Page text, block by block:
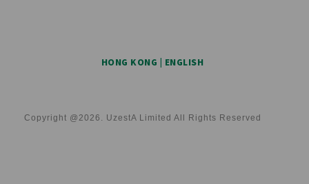
HONG KONG | ENGLISH
Copyright @2026. UzestA Limited All Rights Reserved